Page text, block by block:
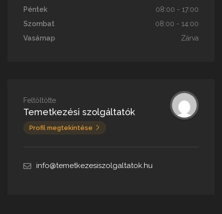
Péntek
08:00 - 17:00
Szombat
08:00 - 14:00
Vasárnap
Zárva
Feltöltötte
Temetkezési szolgáltatók
Profil megtekintése
info@temetkezesiszolgaltatok.hu